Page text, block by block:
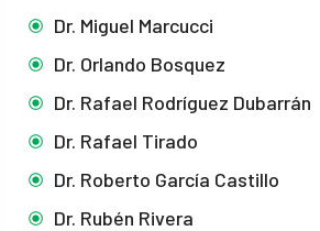
Dr. Miguel Marcucci
Dr. Orlando Bosquez
Dr. Rafael Rodríguez Dubarrán
Dr. Rafael Tirado
Dr. Roberto García Castillo
Dr. Rubén Rivera